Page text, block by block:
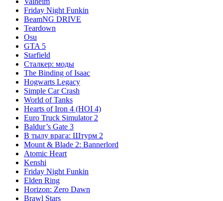
Friday Night Funkin
BeamNG DRIVE
Teardown
Osu
GTA 5
Starfield
Сталкер: моды
The Binding of Isaac
Hogwarts Legacy
Simple Car Crash
World of Tanks
Hearts of Iron 4 (HOI 4)
Euro Truck Simulator 2
Baldur’s Gate 3
В тылу врага: Штурм 2
Mount & Blade 2: Bannerlord
Atomic Heart
Kenshi
Friday Night Funkin
Elden Ring
Horizon: Zero Dawn
Brawl Stars